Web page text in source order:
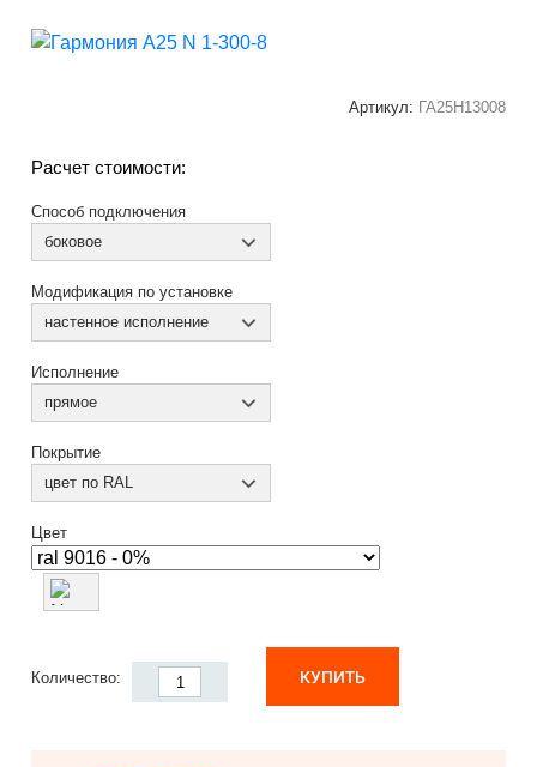
Артикул: ГА25Н13008
Расчет стоимости:
Способ подключения
боковое
Модификация по установке
настенное исполнение
Исполнение
прямое
Покрытие
цвет по RAL
Цвет
Количество: КУПИТЬ